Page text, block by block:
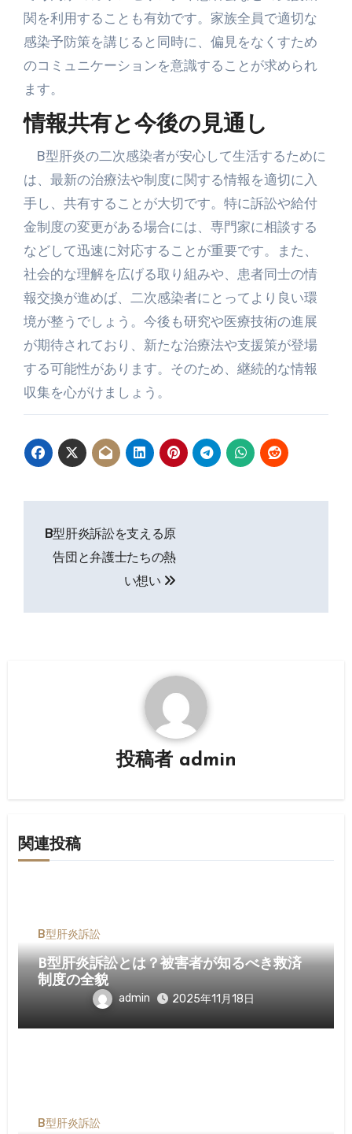
関を利用することも有効です。家族全員で適切な
感染予防策を講じると同時に、偏見をなくすため
のコミュニケーションを意識することが求められ
ます。
情報共有と今後の見通し
B型肝炎の二次感染者が安心して生活するために
は、最新の治療法や制度に関する情報を適切に入
手し、共有することが大切です。特に訴訟や給付
金制度の変更がある場合には、専門家に相談する
などして迅速に対応することが重要です。また、
社会的な理解を広げる取り組みや、患者同士の情
報交換が進めば、二次感染者にとってより良い環
境が整うでしょう。今後も研究や医療技術の進展
が期待されており、新たな治療法や支援策が登場
する可能性があります。そのため、継続的な情報
収集を心がけましょう。
ビ
B型肝炎訴訟を支える原
告団と弁護士たちの熱
い想い
投稿者 admin
関連投稿
B型肝炎訴訟
B型肝炎訴訟とは？被害者が知るべき救済
制度の全貌
admin 2025年11月18日
B型肝炎訴訟